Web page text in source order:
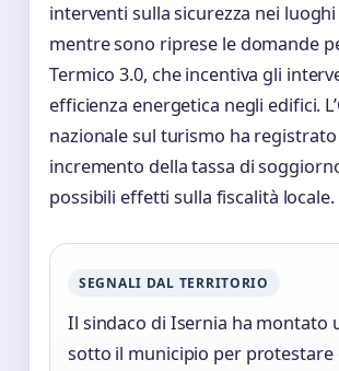
interventi sulla sicurezza nei
mentre sono riprese le domande
Termico 3.0, che incentiva gli
efficienza energetica negli edifici.
nazionale sul turismo ha
incremento della tassa di
possibili effetti sulla fiscalità locale.
SEGNALI DAL TERRITORIO
Il sindaco di Isernia ha montato
sotto il municipio per protestare